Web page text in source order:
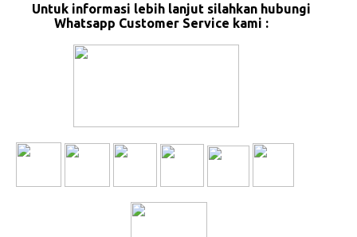
Untuk informasi lebih lanjut silahkan hubungi
Whatsapp Customer Service kami :